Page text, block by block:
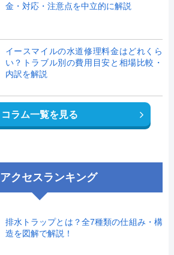
金・対応・注意点を中立的に解説
イースマイルの水道修理料金はどれくら
い？トラブル別の費用目安と相場比較・
内訳を解説
コラム一覧を見る
アクセスランキング
排水トラップとは？全7種類の仕組み・構
造を図解で解説！